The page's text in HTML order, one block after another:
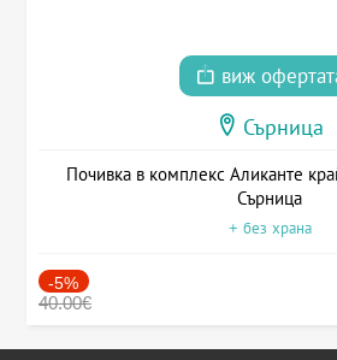
виж
Сърница
Почивка в комплекс Аликанте
Сърница
+ без храна
-5%
40.00€